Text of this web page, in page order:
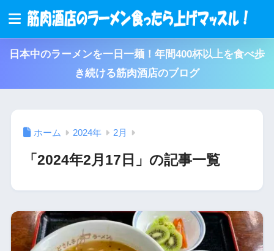
日本中のラーメンを一日一麺！年間400杯以上を食べ歩
き続ける筋肉酒店のブログ
ホーム 2024年 2月
「2024年2月17日」の記事一覧